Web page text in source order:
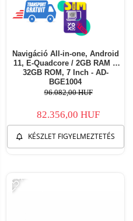
Navigáció All-in-one, Android
11, E-Quadcore / 2GB RAM +
32GB ROM, 7 Inch - AD-
BGE1004
96.082,00 HUF
82.356,00 HUF
KÉSZLET FIGYELMEZTETÉS
-25%